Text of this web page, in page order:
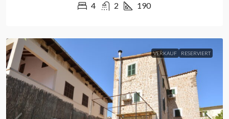
4 2 190
VERKAUF RESERVIERT